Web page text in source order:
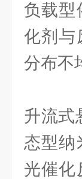
负载型
化剂与
分布不
升流式
态型纳
光催化